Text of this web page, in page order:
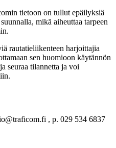
tietoon on tullut epäilyksiä
mikä aiheuttaa tarpeen
rautatieliikenteen harjoittajia
sen huomioon käytännön
seuraa tilannetta ja voi
, p. 029 534 6837